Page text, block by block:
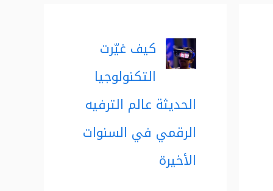
كيف غيّرت
التكنولوجيا
الحديثة عالم الترفيه
الرقمي في السنوات
الأخيرة